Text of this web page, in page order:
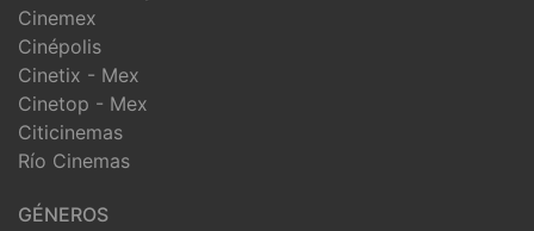
Cinemex
Cinépolis
Cinetix - Mex
Cinetop - Mex
Citicinemas
Río Cinemas
GÉNEROS